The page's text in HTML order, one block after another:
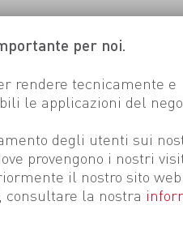
per noi.
rendere tecnicamente e
le applicazioni del
degli utenti sui
provengono i nostri
il nostro sito
la nostra